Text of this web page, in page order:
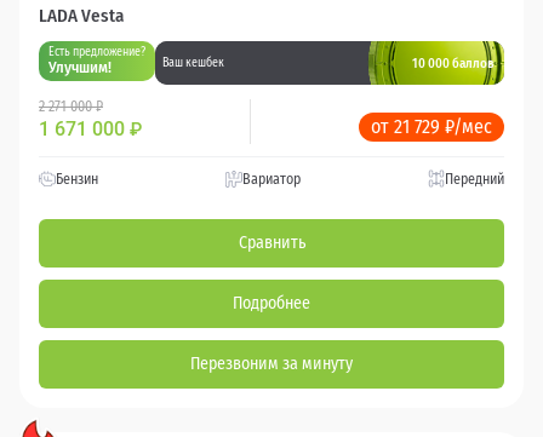
LADA Vesta
Есть предложение?
Улучшим! Ваш кешбек 10 000 баллов
2 271 000 ₽
1 671 000 ₽ от 21 729 ₽/мес
Бензин Вариатор Передний
Сравнить
Подробнее
Перезвоним за минуту